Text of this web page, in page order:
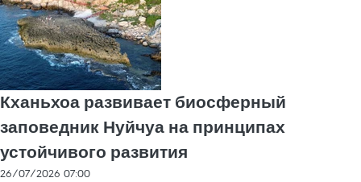
Кханьхоа развивает биосферный
заповедник Нуйчуа на принципах
устойчивого развития
26/07/2026 07:00